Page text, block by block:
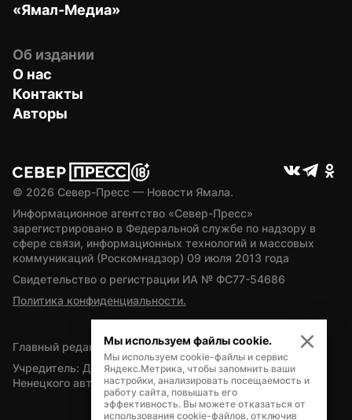
«Ямал-Медиа»
Об издании
О нас
Контакты
Авторы
© 2026 Север-Пресс — Новости Ямала.
Информационное агентство «Север-Пресс»
зарегистрировано в Федеральной службе по надзору в
сфере связи, информационных технологий и массовых
коммуникаций (Роскомнадзор) 09 июля 2013 года
Свидетельство о регистрации ИА № ФС77-54686
Политика конфиденциальности.
Главный редактор — А.Л. Поздеев
Учредитель: Департамент внутренней политики Ямало-
Ненецкого автономного округа
Мы используем файлы cookie.
Мы используем cookie-файлы и сервис
Яндекс.Метрика, чтобы запомнить ваши
настройки, анализировать посещаемость и
работу сайта, повышать его
эффективность. Вы можете отказаться от
использования cookie-файлов, отключив